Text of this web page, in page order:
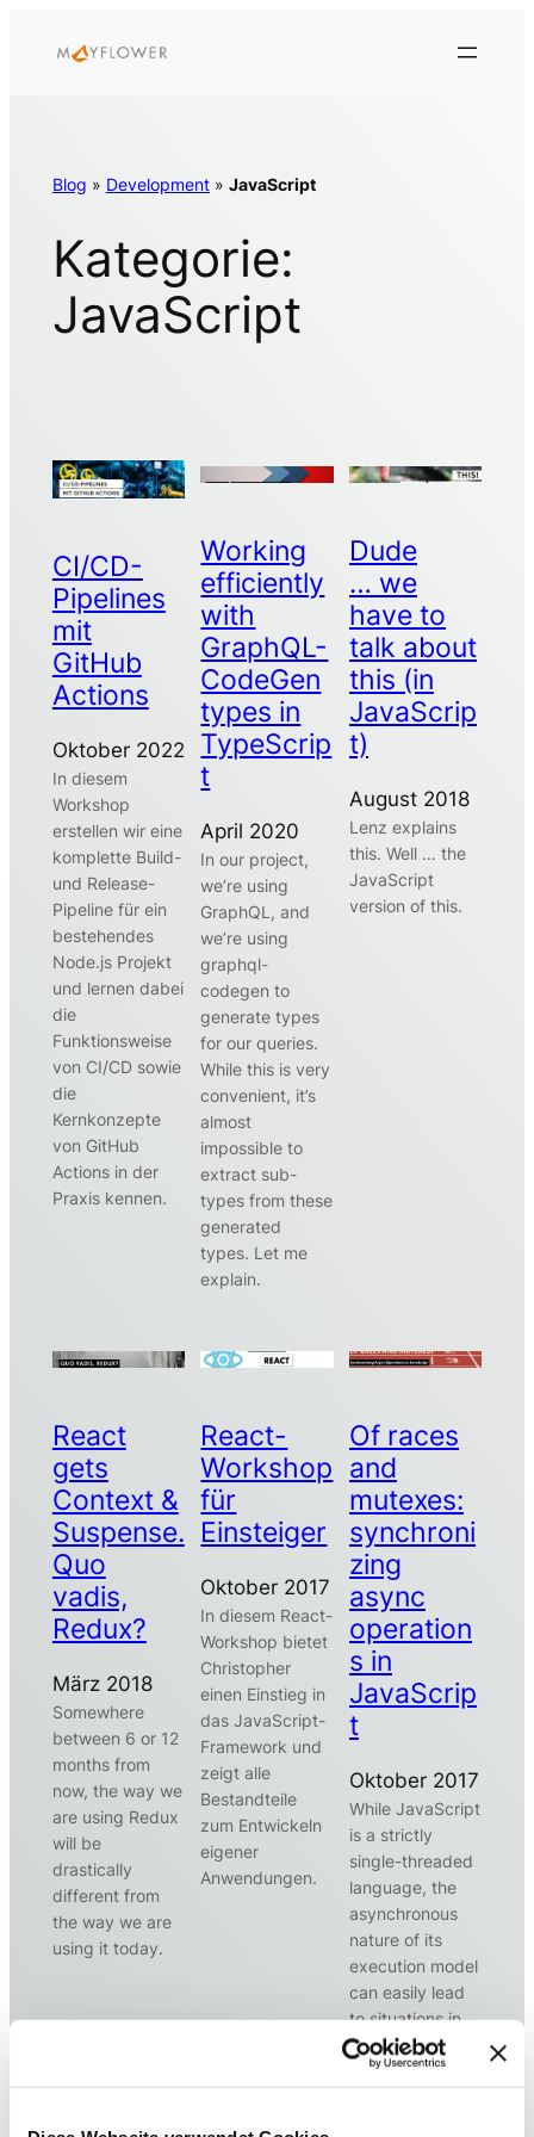
Inhalt
Blog » Development» JavaScript
Kategorie:
JavaScript
CI/CD-
Pipelines
mit
GitHub
Actions
Oktober 2022
In diesem
Workshop
erstellen wir eine
komplette Build-
und Release-
Pipeline für ein
bestehendes
Node.js Projekt
und lernen dabei
die
Funktionsweise
von CI/CD sowie
die
Kernkonzepte
von GitHub
Actions in der
Praxis kennen.
Working
efficiently
with
GraphQL-
CodeGen
types in
TypeScrip
t
April 2020
In our project,
we’re using
GraphQL, and
we’re using
graphql-
codegen to
generate types
for our queries.
While this is very
convenient, it’s
almost
impossible to
extract sub-
types from these
generated
types. Let me
explain.
Dude
… we
have to
talk about
this (in
JavaScrip
t)
August 2018
Lenz explains
this. Well … the
JavaScript
version of this.
React
gets
Context &
Suspense.
Quo
vadis,
Redux?
März 2018
Somewhere
between 6 or 12
months from
now, the way we
are using Redux
will be
drastically
different from
the way we are
using it today.
React-
Workshop
für
Einsteiger
Oktober 2017
In diesem React-
Workshop bietet
Christopher
einen Einstieg in
das JavaScript-
Framework und
zeigt alle
Bestandteile
zum Entwickeln
eigener
Anwendungen.
Of races
and
mutexes:
synchroni
zing
async
operation
s in
JavaScrip
t
Oktober 2017
While JavaScript
is a strictly
single-threaded
language, the
asynchronous
nature of its
execution model
can easily lead
to situations in
which two or
more async